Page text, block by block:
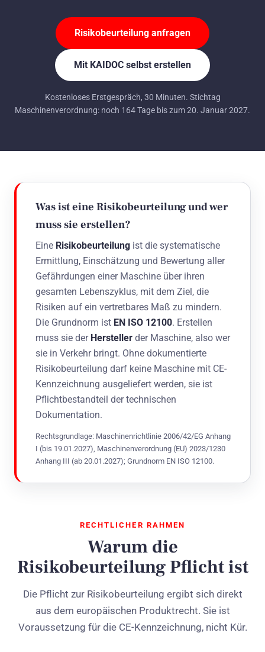
Risikobeurteilung anfragen
Mit KAIDOC selbst erstellen
Kostenloses Erstgespräch, 30 Minuten. Stichtag
Maschinenverordnung: noch 164Tage bis zum 20. Januar 2027.
Was ist eine Risikobeurteilung und wer
muss sie erstellen?
Eine Risikobeurteilung ist die systematische
Ermittlung, Einschätzung und Bewertung aller
Gefährdungen einer Maschine über ihren
gesamten Lebenszyklus, mit dem Ziel, die
Risiken auf ein vertretbares Maß zu mindern.
Die Grundnorm ist EN ISO 12100. Erstellen
muss sie der Hersteller der Maschine, also wer
sie in Verkehr bringt. Ohne dokumentierte
Risikobeurteilung darf keine Maschine mit CE-
Kennzeichnung ausgeliefert werden, sie ist
Pflichtbestandteil der technischen
Dokumentation.
Rechtsgrundlage: Maschinenrichtlinie 2006/42/EG Anhang
I (bis 19.01.2027), Maschinenverordnung (EU) 2023/1230
Anhang III (ab 20.01.2027); Grundnorm EN ISO 12100.
RECHTLICHER RAHMEN
Warum die
Risikobeurteilung Pflicht ist
Die Pflicht zur Risikobeurteilung ergibt sich direkt
aus dem europäischen Produktrecht. Sie ist
Voraussetzung für die CE-Kennzeichnung, nicht Kür.